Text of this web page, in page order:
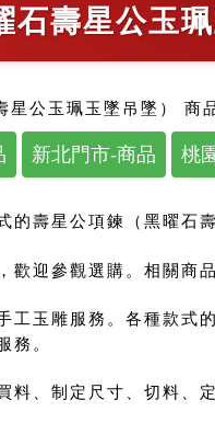
石壽星公玉
公玉珮玉墜吊墜） 商
新北門市-商品 桃
的壽星公項鍊（黑曜石
歡迎參觀選購。相關商
工玉雕服務。各種款式
務。
料、制定尺寸、切料